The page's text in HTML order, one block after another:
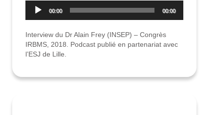
Lecteur
audio
00:00 00:00
Interview du Dr Alain Frey (INSEP) – Congrès
IRBMS, 2018. Podcast publié en partenariat avec
l’ESJ de Lille.